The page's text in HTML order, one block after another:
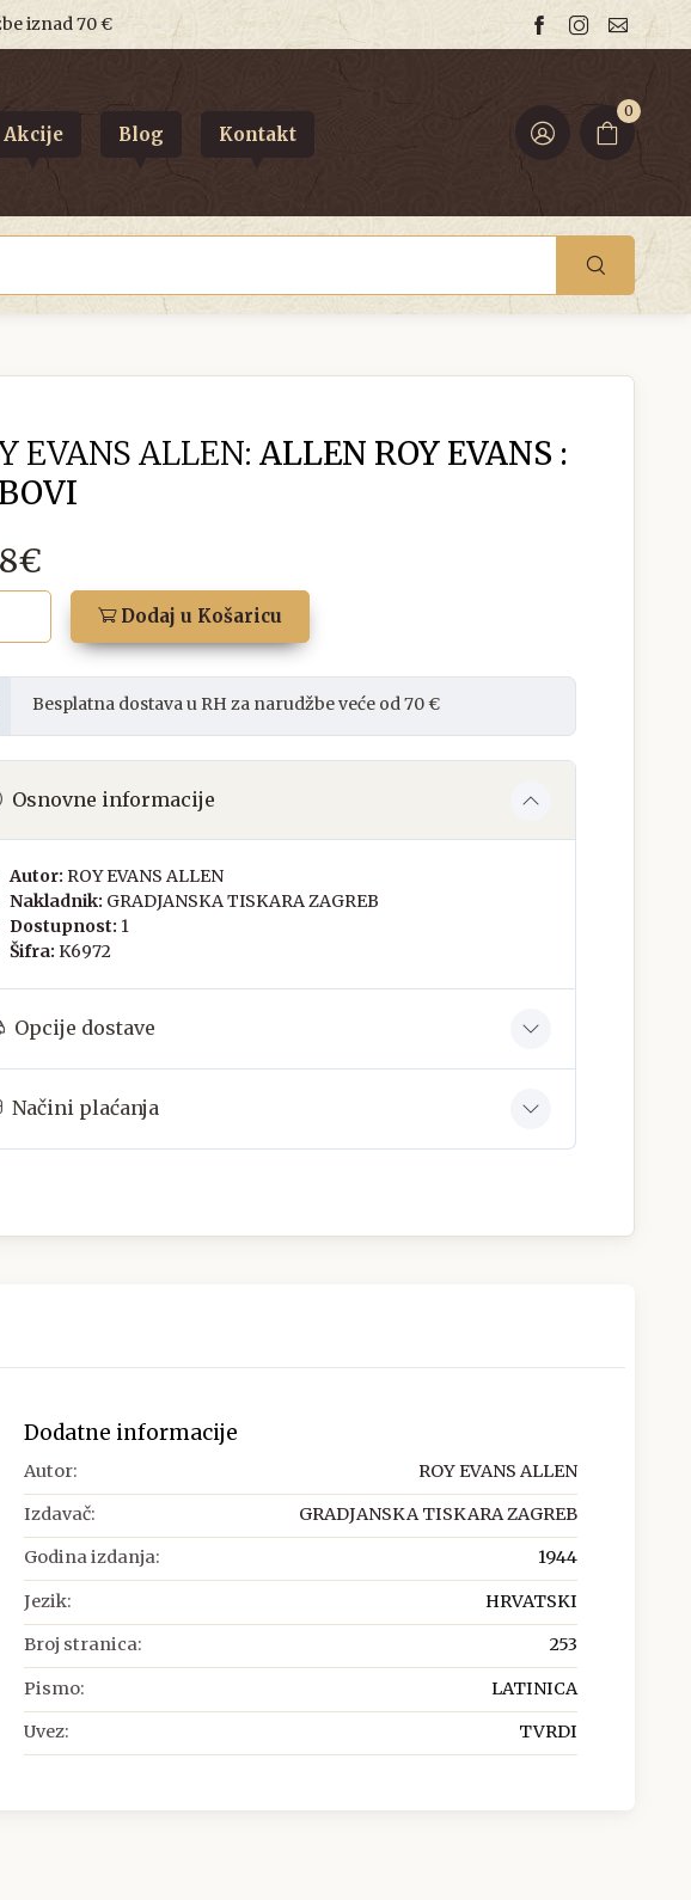
iznad 70 €
0
Akcije Blog Kontakt
EVANS ALLEN: ALLEN ROY EVANS :
Dodaj u Košaricu
Besplatna dostava u RH za narudžbe veće od 70 €
Osnovne informacije
Autor: ROY EVANS ALLEN
Nakladnik: GRADJANSKA TISKARA ZAGREB
Dostupnost: 1
Šifra: K6972
Opcije dostave
Načini plaćanja
Dodatne informacije
Autor: ROY EVANS ALLEN
Izdavač: GRADJANSKA TISKARA ZAGREB
Godina izdanja: 1944
Jezik: HRVATSKI
Broj stranica: 253
Pismo: LATINICA
Uvez: TVRDI